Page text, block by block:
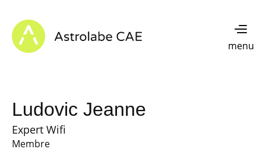
Astrolabe CAE - Home
menu
Ludovic Jeanne
Expert Wifi
Membre